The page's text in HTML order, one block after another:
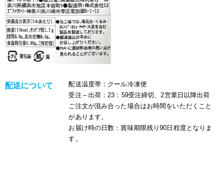
配送について 配送温度帯 ：クール冷凍便
受注～出荷 ：23：59受注締切、2営業日以降出荷
ご注文が混み合った場合はお時間をいただくこと
があります。
お届け時の日数：賞味期限残り90日程度となりま
す。